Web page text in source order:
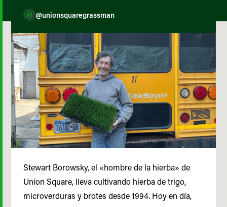
@unionsquaregrassman
Stewart Borowsky, el «hombre de la hierba» de
Union Square, lleva cultivando hierba de trigo,
microverduras y brotes desde 1994. Hoy en día,